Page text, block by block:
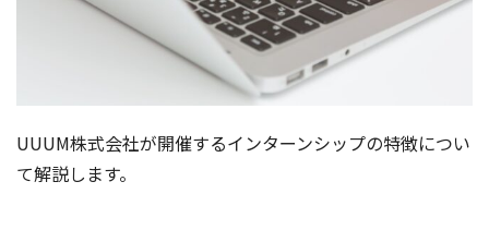
UUUM株式会社が開催するインターンシップの特徴につい
て解説します。